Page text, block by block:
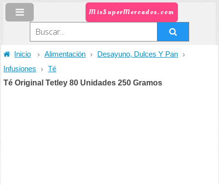
MisSuperMercados.com
Inicio Alimentación
Desayuno, Dulces Y Pan
Infusiones
Té
Té Original Tetley 80 Unidades 250 Gramos